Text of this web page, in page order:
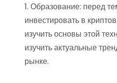
1. Образование: перед
инвестировать в
изучить основы этой
изучить актуальные
рынке.